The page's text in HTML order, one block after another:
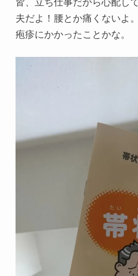
皆、立ち仕事だから心配し
夫だよ！腰とか痛くないよ
疱疹にかかったことかな。